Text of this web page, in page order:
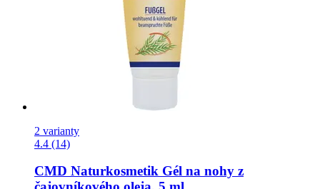
2 varianty
4.4 (14)
CMD Naturkosmetik Gél na nohy z